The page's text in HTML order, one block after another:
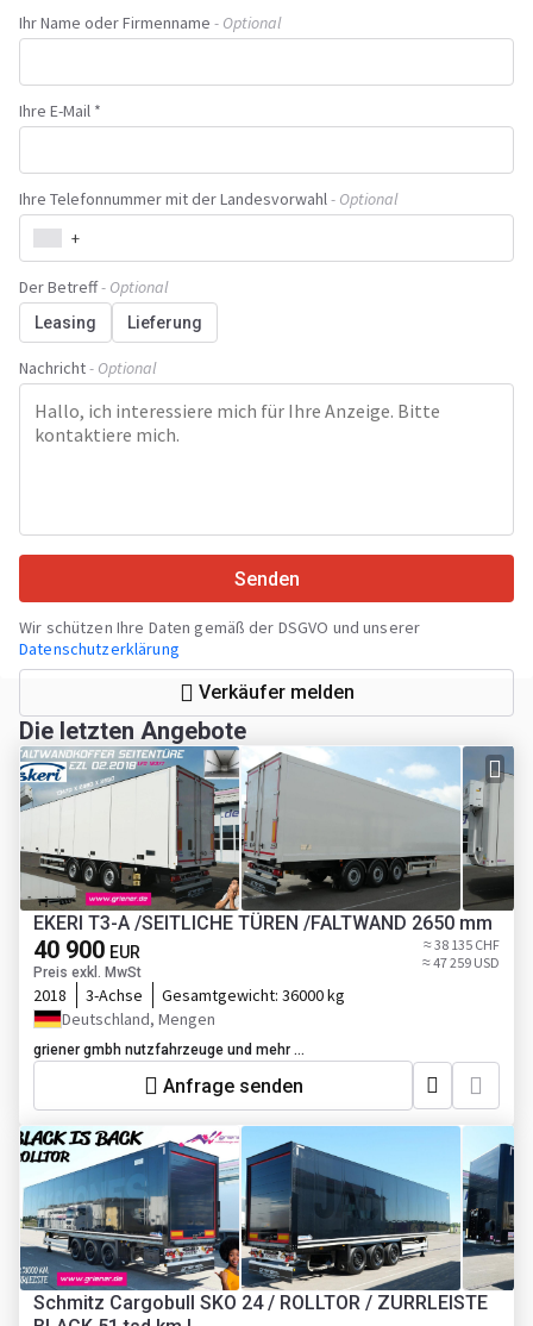
Ihr Name oder Firmenname - Optional
Ihre E-Mail *
Ihre Telefonnummer mit der Landesvorwahl- Optional
+
Der Betreff- Optional
Leasing Lieferung
Nachricht- Optional
Senden
Wir schützen Ihre Daten gemäß der DSGVO und unserer
Datenschutzerklärung
Verkäufer melden
Die letzten Angebote
EKERI T3-A /SEITLICHE TÜREN /FALTWAND 2650 mm
40 900 EUR
Preis exkl. MwSt
≈ 38 135 CHF
≈ 47 259 USD
2018 3-Achse Gesamtgewicht: 36000 kg
Deutschland, Mengen
griener gmbh nutzfahrzeuge und mehr ...
Anfrage senden
Schmitz Cargobull SKO 24 / ROLLTOR / ZURRLEISTE